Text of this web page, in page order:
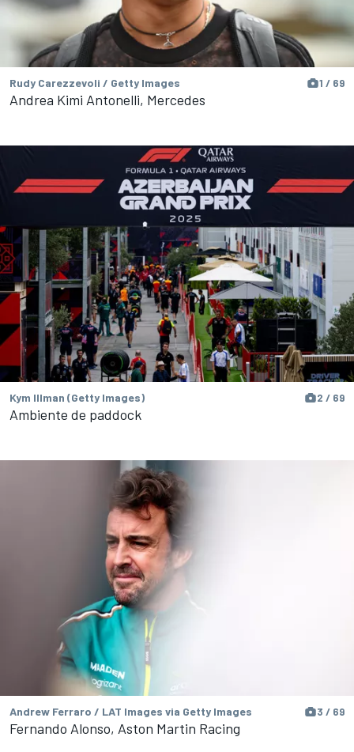
Rudy Carezzevoli / Getty Images 1 / 69
Andrea Kimi Antonelli, Mercedes
Kym Illman (Getty Images) 2 / 69
Ambiente de paddock
Andrew Ferraro / LAT Images via Getty Images 3 / 69
Fernando Alonso, Aston Martin Racing